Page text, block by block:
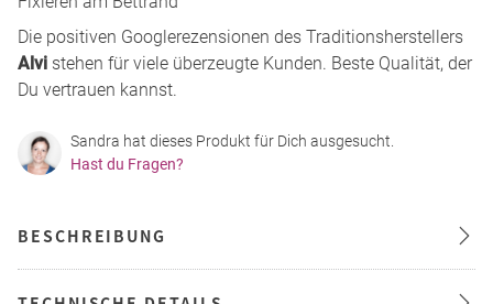
Die positiven Googlerezensionen des Traditionsherstellers
Alvi stehen für viele überzeugte Kunden. Beste Qualität, der
Du vertrauen kannst.
Sandra hat dieses Produkt für Dich ausgesucht.
Hast du Fragen?
BESCHREIBUNG